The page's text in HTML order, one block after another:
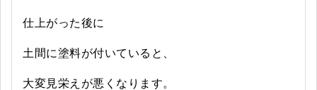
仕上がった後に
土間に塗料が付いていると、
大変見栄えが悪くなります。